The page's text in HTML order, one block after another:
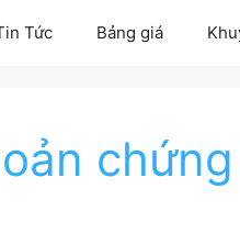
Tức Bảng giá